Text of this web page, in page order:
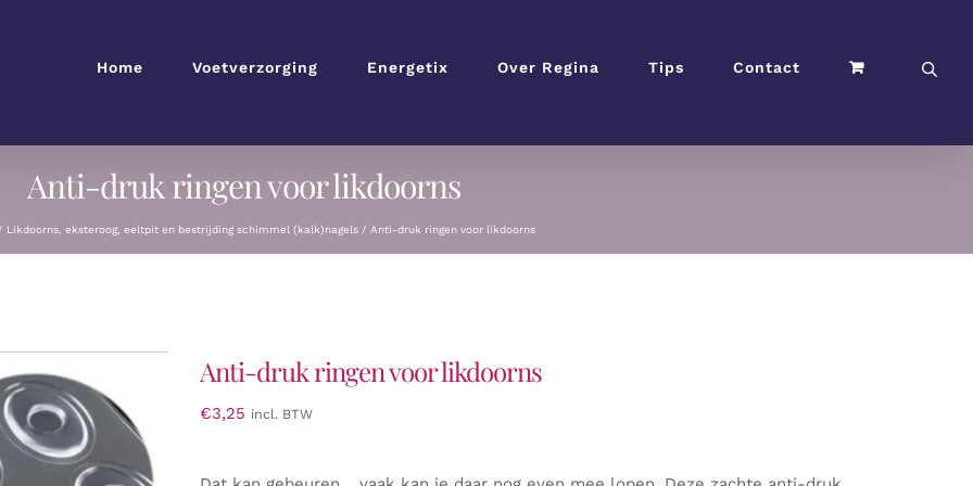
Home Voetverzorging Energetix Over Regina Tips Contact
Anti-druk ringen voor likdoorns
Likdoorns, eksteroog, eeltpit en bestrijding schimmel (kalk)nagels Anti-druk ringen voor likdoorns
Anti-druk ringen voor likdoorns
€3,25 incl. BTW